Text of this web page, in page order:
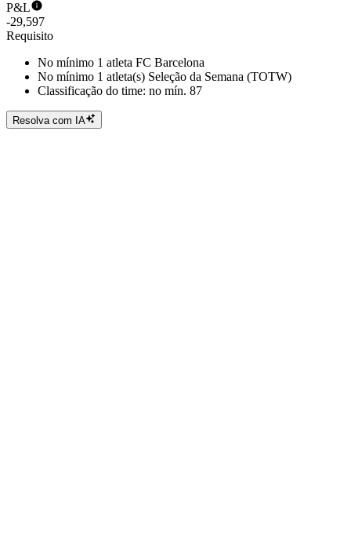
P&L
-29,597
Requisito
No mínimo 1 atleta FC Barcelona
No mínimo 1 atleta(s) Seleção da Semana (TOTW)
Classificação do time: no mín. 87
Resolva com IA